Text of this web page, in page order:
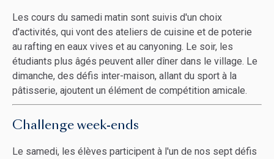
Les cours du samedi matin sont suivis d'un choix
d'activités, qui vont des ateliers de cuisine et de poterie
au rafting en eaux vives et au canyoning. Le soir, les
étudiants plus âgés peuvent aller dîner dans le village. Le
dimanche, des défis inter-maison, allant du sport à la
pâtisserie, ajoutent un élément de compétition amicale.
Challenge week-ends
Le samedi, les élèves participent à l'un de nos sept défis